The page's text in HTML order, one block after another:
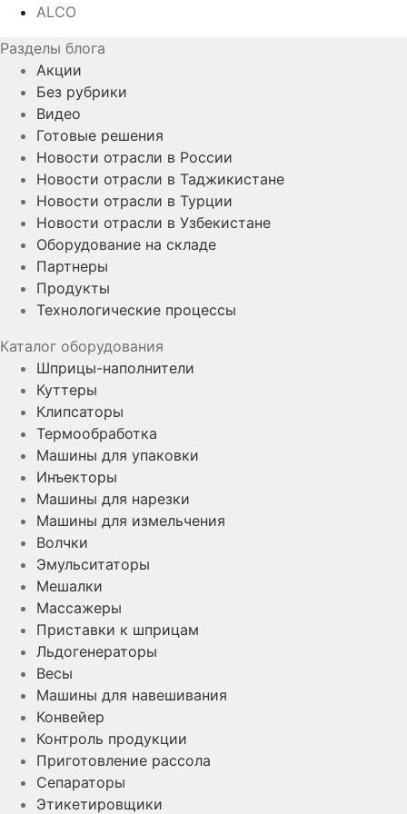
ALCO
Разделы блога
Акции
Без рубрики
Видео
Готовые решения
Новости отрасли в России
Новости отрасли в Таджикистане
Новости отрасли в Турции
Новости отрасли в Узбекистане
Оборудование на складе
Партнеры
Продукты
Технологические процессы
Каталог оборудования
Шприцы-наполнители
Куттеры
Клипсаторы
Термообработка
Машины для упаковки
Инъекторы
Машины для нарезки
Машины для измельчения
Волчки
Эмульситаторы
Мешалки
Массажеры
Приставки к шприцам
Льдогенераторы
Весы
Машины для навешивания
Конвейер
Контроль продукции
Приготовление рассола
Сепараторы
Этикетировщики